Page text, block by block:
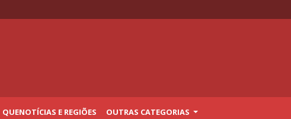
QUENOTÍCIAS E REGIÕES OUTRAS CATEGORIAS